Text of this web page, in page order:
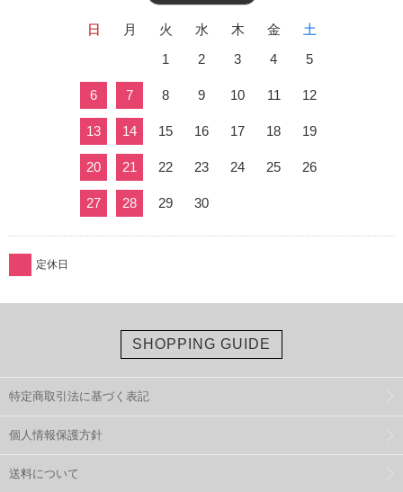
日 月 火 水 木 金
土
1
2 3 4 5
6 7 8 9 10 11 12
13 14 15 16 17 18 19
20 21 22 23 24 25 26
27 28 29 30
定休日
SHOPPING GUIDE
特定商取引法に基づく表記
個人情報保護方針
送料について